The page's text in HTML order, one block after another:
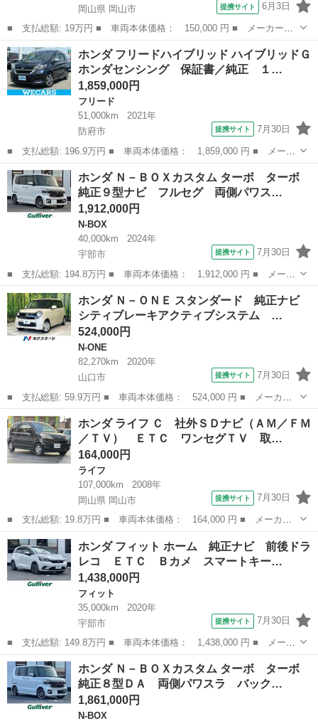
岡山県 岡山市
提携サイト 6月3日
■ 支払総額: 19万円 ■ 車両本体価格： 150,000 円 ■ メーカー
名： ホンダ ■ 車種名： バモス ■ グレード名： Ｌローダウ
ン キーレス イクリプスナビＤＶＤ再生フルセグＴＶ ＥＴＣ 純
正アルミ Ｗエアバ...
岡山 岡山市 バモス
ホンダ フリードハイブリッド ハイブリッドＧ
ホンダセンシング 保証書／純正 １…
1,859,000円
フリード
51,000km
2021年
防府市
提携サイト 7月30日
■ 支払総額: 196.9万円 ■ 車両本体価格： 1,859,000 円 ■ メーカ
ー名： ホンダ ■ 車種名： フリードハイブリッド ■ グレード
名： ハイブリッドＧホンダセンシング 保証書／純正 １０イン
チ ＳＤナビ...
山口 防府市 フリード
ホンダ Ｎ－ＢＯＸカスタム ターボ ターボ
純正９型ナビ フルセグ 両側パワス…
1,912,000円
N-BOX
40,000km
2024年
宇部市
提携サイト 7月30日
■ 支払総額: 194.8万円 ■ 車両本体価格： 1,912,000 円 ■ メーカ
ー名： ホンダ ■ 車種名： Ｎ－ＢＯＸカスタム ■ グレード
名： ターボ ターボ 純正９型ナビ フルセグ 両側パワスラ バ
ックカメラ ...
山口 宇部市 N-BOX
ホンダ Ｎ－ＯＮＥ スタンダード 純正ナビ
シティブレーキアクティブシステム …
524,000円
N-ONE
82,270km
2020年
山口市
提携サイト 7月30日
■ 支払総額: 59.9万円 ■ 車両本体価格： 524,000 円 ■ メーカー
名： ホンダ ■ 車種名： Ｎ－ＯＮＥ ■ グレード名： スタンダ
ード 純正ナビ シティブレーキアクティブシステム ドラレコ Ｅ
ＴＣ スマー...
山口 山口市 N-ONE
ホンダ ライフ Ｃ 社外ＳＤナビ（ＡＭ／ＦＭ
／ＴＶ） ＥＴＣ ワンセグＴＶ 取…
164,000円
ライフ
107,000km
2008年
岡山県 岡山市
提携サイト 7月30日
■ 支払総額: 19.8万円 ■ 車両本体価格： 164,000 円 ■ メーカー
名： ホンダ ■ 車種名： ライフ ■ グレード名： Ｃ 社外ＳＤ
ナビ（ＡＭ／ＦＭ／ＴＶ） ＥＴＣ ワンセグＴＶ 取扱説明書 保
証書 ハロゲ...
岡山 岡山市 ライフ
ホンダ フィット ホーム 純正ナビ 前後ドラ
レコ ＥＴＣ Ｂカメ スマートキー…
1,438,000円
フィット
35,000km
2020年
宇部市
提携サイト 7月30日
■ 支払総額: 149.8万円 ■ 車両本体価格： 1,438,000 円 ■ メーカ
ー名： ホンダ ■ 車種名： フィット ■ グレード名： ホーム
純正ナビ 前後ドラレコ ＥＴＣ Ｂカメ スマートキー プッシュ
スタート...
山口 宇部市 フィット
ホンダ Ｎ－ＢＯＸカスタム ターボ ターボ
純正８型ＤＡ 両側パワスラ バック…
1,861,000円
N-BOX